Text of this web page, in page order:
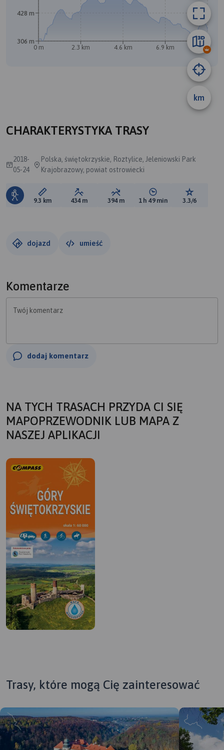
km
0 m 2.3 km 4.6 km 6.9 km 9.3 km
306 m
428 m
CHARAKTERYSTYKA TRASY
2018-
05-24
Polska, świętokrzyskie, Roztylice, Jeleniowski Park
Krajobrazowy, powiat ostrowiecki
Długość trasy:
9.3 km Suma przewyższeń:
434 m Suma spadków:
394 m Średni czas potrzebny
1 h 49 min Ocena
3.3/6
dojazd umieść
Komentarze
Twój komentarz
dodaj komentarz
NA TYCH TRASACH PRZYDA CI SIĘ
MAPOPRZEWODNIK LUB MAPA Z
NASZEJ APLIKACJI
Trasy, które mogą Cię zainteresować